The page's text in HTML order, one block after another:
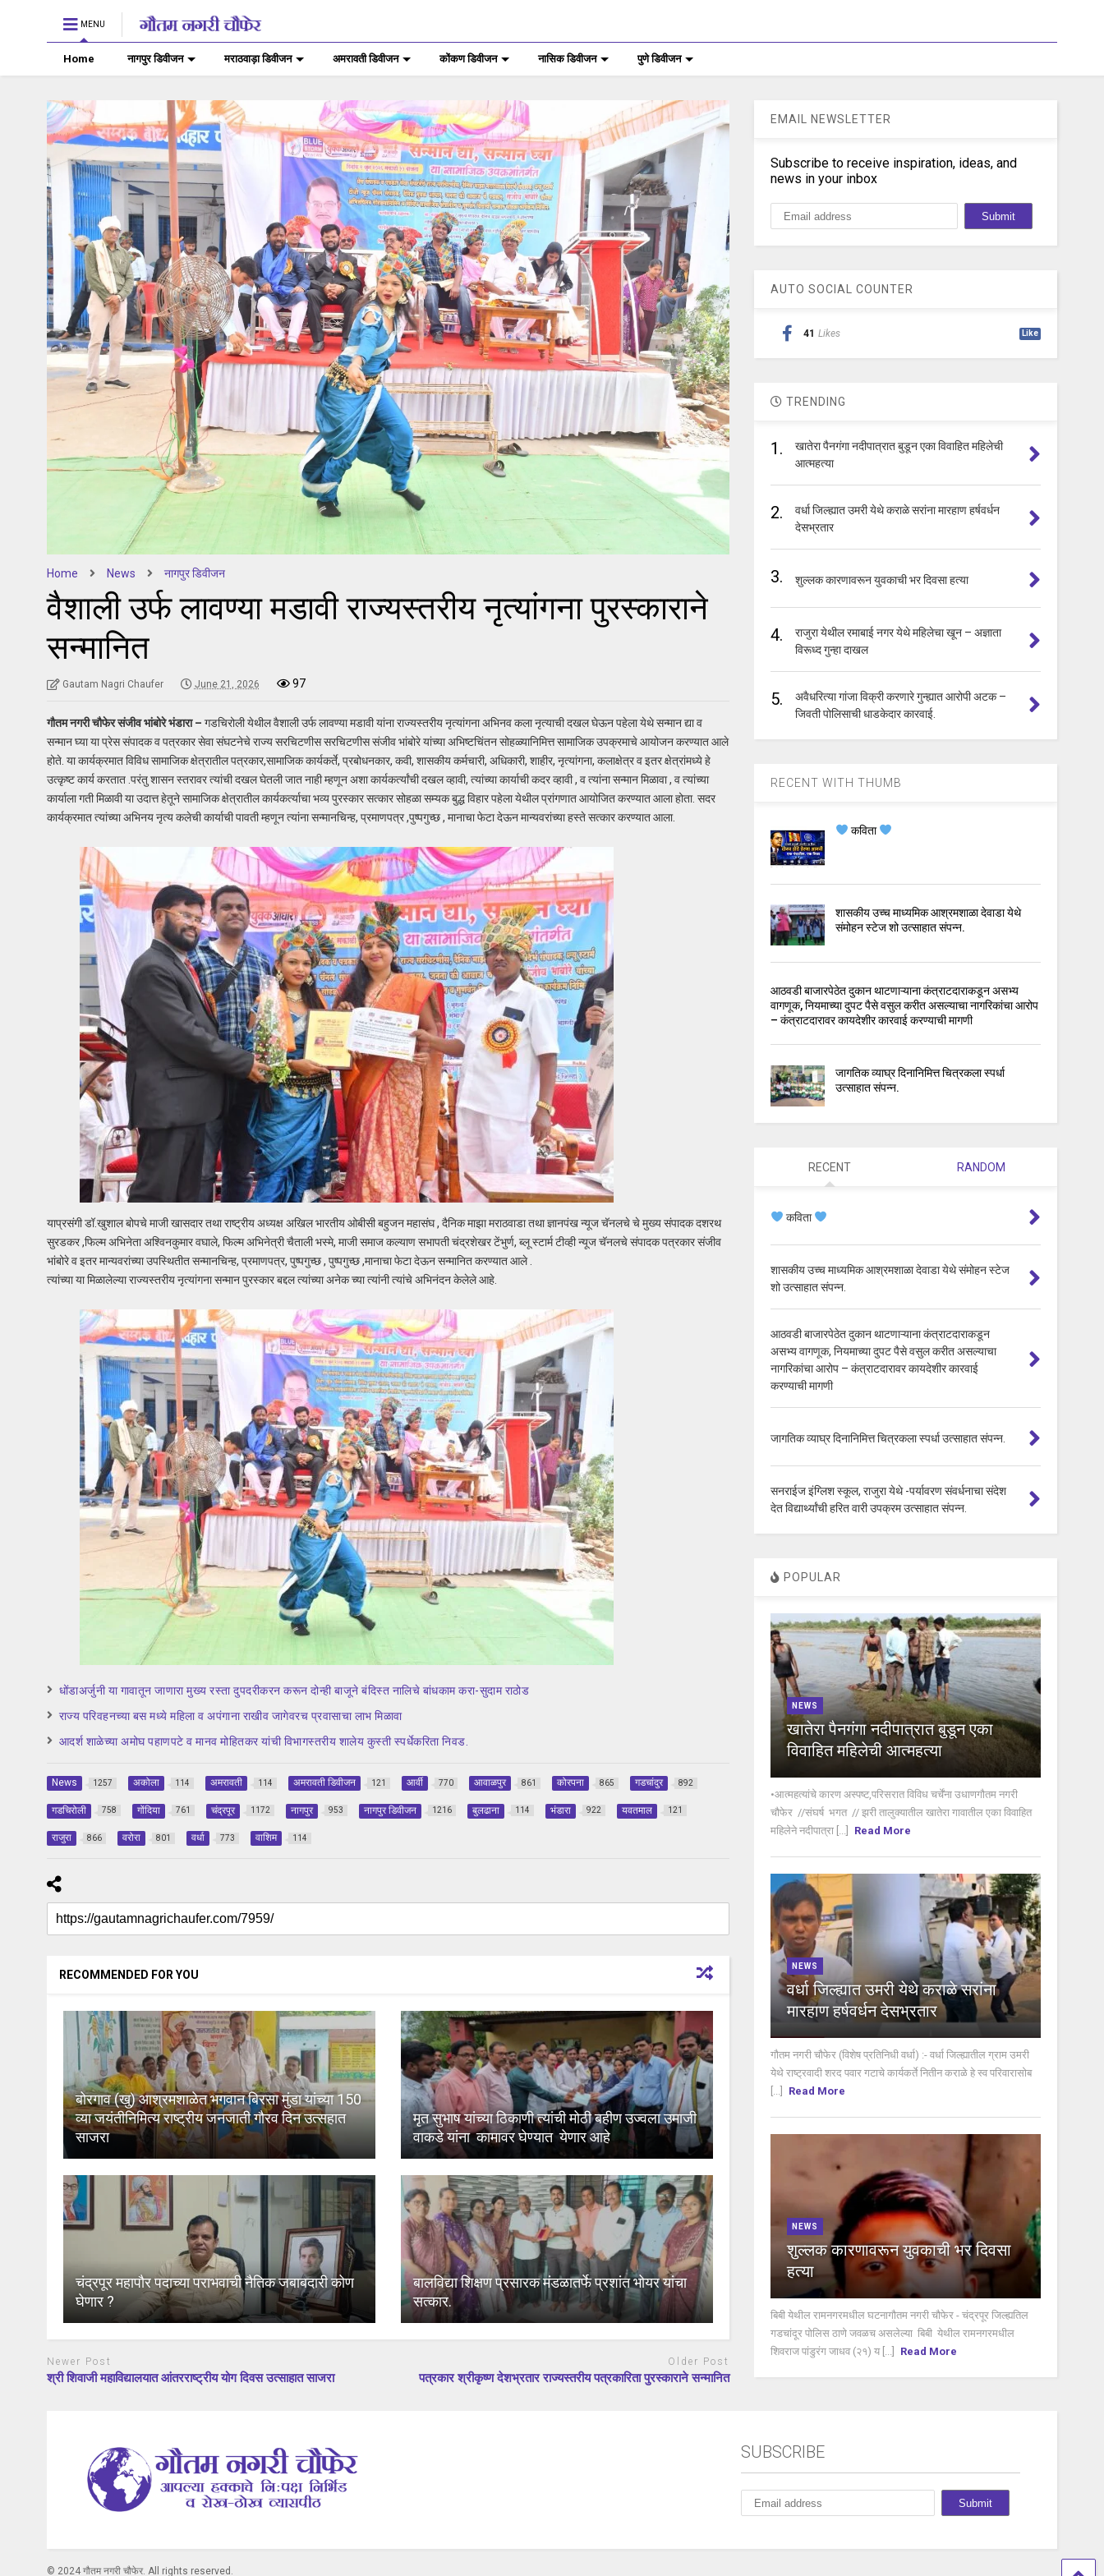
MENU
Home नागपुर डिवीजन मराठवाड़ा डिवीजन अमरावती डिवीजन कोंकण डिवीजन नासिक डिवीजन पुणे डिवीजन
Home News नागपुर डिवीजन
वैशाली उर्फ लावण्या मडावी राज्यस्तरीय नृत्यांगना पुरस्काराने
सन्मानित
Gautam Nagri Chaufer June 21, 2026 97
गौतम नगरी चौफेर संजीव भांबोरे भंडारा – गडचिरोली येथील वैशाली उर्फ लावण्या मडावी यांना राज्यस्तरीय नृत्यांगना अभिनव कला नृत्याची दखल घेऊन पहेला येथे सन्मान द्या व
सन्मान घ्या या प्रेस संपादक व पत्रकार सेवा संघटनेचे राज्य सरचिटणीस सरचिटणीस संजीव भांबोरे यांच्या अभिष्टचिंतन सोहळ्यानिमित्त सामाजिक उपक्रमाचे आयोजन करण्यात आले
होते. या कार्यक्रमात विविध सामाजिक क्षेत्रातील पत्रकार,सामाजिक कार्यकर्ते, प्रबोधनकार, कवी, शासकीय कर्मचारी, अधिकारी, शाहीर, नृत्यांगना, कलाक्षेत्र व इतर क्षेत्रांमध्ये हे
उत्कृष्ट कार्य करतात .परंतु शासन स्तरावर त्यांची दखल घेतली जात नाही म्हणून अशा कार्यकर्त्यांची दखल व्हावी, त्यांच्या कार्याची कदर व्हावी , व त्यांना सन्मान मिळावा , व त्यांच्या
कार्याला गती मिळावी या उदात्त हेतूने सामाजिक क्षेत्रातील कार्यकर्त्याचा भव्य पुरस्कार सत्कार सोहळा सम्यक बुद्ध विहार पहेला येथील प्रांगणात आयोजित करण्यात आला होता. सदर
कार्यक्रमात त्यांच्या अभिनय नृत्य कलेची कार्याची पावती म्हणून त्यांना सन्मानचिन्ह, प्रमाणपत्र ,पुष्पगुच्छ , मानाचा फेटा देऊन मान्यवरांच्या हस्ते सत्कार करण्यात आला.
याप्रसंगी डॉ.खुशाल बोपचे माजी खासदार तथा राष्ट्रीय अध्यक्ष अखिल भारतीय ओबीसी बहुजन महासंघ , दैनिक माझा मराठवाडा तथा ज्ञानपंख न्यूज चॅनलचे चे मुख्य संपादक दशरथ
सुरडकर ,फिल्म अभिनेता अश्विनकुमार वघाले, फिल्म अभिनेत्री चैताली भस्मे, माजी समाज कल्याण सभापती चंद्रशेखर टेंभुर्ण, ब्लू स्टार्म टीव्ही न्यूज चॅनलचे संपादक पत्रकार संजीव
भांबोरे व इतर मान्यवरांच्या उपस्थितीत सन्मानचिन्ह, प्रमाणपत्र, पुष्पगुच्छ , पुष्पगुच्छ ,मानाचा फेटा देऊन सन्मानित करण्यात आले .
त्यांच्या या मिळालेल्या राज्यस्तरीय नृत्यांगना सन्मान पुरस्कार बद्दल त्यांच्या अनेक च्या त्यांनी त्यांचे अभिनंदन केलेले आहे.
धोंडाअर्जुनी या गावातून जाणारा मुख्य रस्ता दुपदरीकरन करून दोन्ही बाजूने बंदिस्त नालिचे बांधकाम करा-सुदाम राठोड
राज्य परिवहनच्या बस मध्ये महिला व अपंगाना राखीव जागेवरच प्रवासाचा लाभ मिळावा
आदर्श शाळेच्या अमोघ पहाणपटे व मानव मोहितकर यांची विभागस्तरीय शालेय कुस्ती स्पर्धेकरिता निवड.
News 1257 अकोला 114 अमरावती 114 अमरावती डिवीजन 121 आर्वी 770 आवाळपुर 861 कोरपना 865 गडचांदुर 892
गडचिरोली 758 गोंदिया 761 चंद्रपूर 1172 नागपुर 953 नागपुर डिवीजन 1216 बुलढाना 114 भंडारा 922 यवतमाल 121
राजुरा 866 वरोरा 801 वर्धा 773 वाशिम 114
RECOMMENDED FOR YOU
बोरगाव (खु) आश्रमशाळेत भगवान बिरसा मुंडा यांच्या 150
व्या जयंतीनिमित्य राष्ट्रीय जनजाती गौरव दिन उत्सहात
साजरा
मृत सुभाष यांच्या ठिकाणी त्यांची मोठी बहीण उज्वला उमाजी
वाकडे यांना कामावर घेण्यात येणार आहे
चंद्रपूर महापौर पदाच्या पराभवाची नैतिक जबाबदारी कोण
घेणार ?
बालविद्या शिक्षण प्रसारक मंडळातर्फे प्रशांत भोयर यांचा
सत्कार.
Newer Post
श्री शिवाजी महाविद्यालयात आंतरराष्ट्रीय योग दिवस उत्साहात साजरा
Older Post
पत्रकार श्रीकृष्ण देशभ्रतार राज्यस्तरीय पत्रकारिता पुरस्काराने सन्मानित
EMAIL NEWSLETTER
Subscribe to receive inspiration, ideas, and
news in your inbox
AUTO SOCIAL COUNTER
41 Likes Like
TRENDING
1.
खातेरा पैनगंगा नदीपात्रात बुडून एका विवाहित महिलेची
आत्महत्या
2.
वर्धा जिल्ह्यात उमरी येथे कराळे सरांना मारहाण हर्षवर्धन
देसभ्रतार
3. शुल्लक कारणावरून युवकाची भर दिवसा हत्या
4.
राजुरा येथील रमाबाई नगर येथे महिलेचा खून – अज्ञाता
विरूध्द गुन्हा दाखल
5.
अवैधरित्या गांजा विक्री करणारे गुन्ह्यात आरोपी अटक –
जिवती पोलिसाची धाडकेदार कारवाई.
RECENT WITH THUMB
कविता
शासकीय उच्च माध्यमिक आश्रमशाळा देवाडा येथे
संमोहन स्टेज शो उत्साहात संपन्न.
आठवडी बाजारपेठेत दुकान थाटणाऱ्याना कंत्राटदाराकडून असभ्य
वागणूक, नियमाच्या दुपट पैसे वसुल करीत असल्याचा नागरिकांचा आरोप
– कंत्राटदारावर कायदेशीर कारवाई करण्याची मागणी
जागतिक व्याघ्र दिनानिमित्त चित्रकला स्पर्धा
उत्साहात संपन्न.
RECENT RANDOM
कविता
शासकीय उच्च माध्यमिक आश्रमशाळा देवाडा येथे संमोहन स्टेज
शो उत्साहात संपन्न.
आठवडी बाजारपेठेत दुकान थाटणाऱ्याना कंत्राटदाराकडून
असभ्य वागणूक, नियमाच्या दुपट पैसे वसुल करीत असल्याचा
नागरिकांचा आरोप – कंत्राटदारावर कायदेशीर कारवाई
करण्याची मागणी
जागतिक व्याघ्र दिनानिमित्त चित्रकला स्पर्धा उत्साहात संपन्न.
सनराईज इंग्लिश स्कूल, राजुरा येथे -पर्यावरण संवर्धनाचा संदेश
देत विद्यार्थ्यांची हरित वारी उपक्रम उत्साहात संपन्न.
POPULAR
NEWS
खातेरा पैनगंगा नदीपात्रात बुडून एका
विवाहित महिलेची आत्महत्या
•आत्महत्यांचे कारण अस्पष्ट,परिसरात विविध चर्चेंना उधाणगौतम नगरी
चौफेर //संघर्ष भगत // झरी तालुक्यातील खातेरा गावातील एका विवाहित
महिलेने नदीपात्रा [...]
Read More
NEWS
वर्धा जिल्ह्यात उमरी येथे कराळे सरांना
मारहाण हर्षवर्धन देसभ्रतार
गौतम नगरी चौफेर (विशेष प्रतिनिधी वर्धा) :- वर्धा जिल्ह्यातील ग्राम उमरी
येथे राष्ट्रवादी शरद पवार गटाचे कार्यकर्ते नितीन कराळे हे स्व परिवारासोब
Read More
NEWS
शुल्लक कारणावरून युवकाची भर दिवसा
हत्या
बिबी येथील रामनगरमधील घटनागौतम नगरी चौफेर - चंद्रपूर जिल्ह्यतिल
गडचांदूर पोलिस ठाणे जवळच असलेल्या बिबी येथील रामनगरमधील
शिवराज पांडुरंग जाधव (२१) य [...]
Read More
SUBSCRIBE
© 2024 गौतम नगरी चौफेर. All rights reserved.